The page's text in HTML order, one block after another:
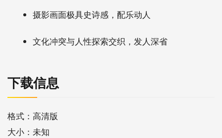
摄影画面极具史诗感，配乐动人
文化冲突与人性探索交织，发人深省
下载信息
格式：高清版
大小：未知